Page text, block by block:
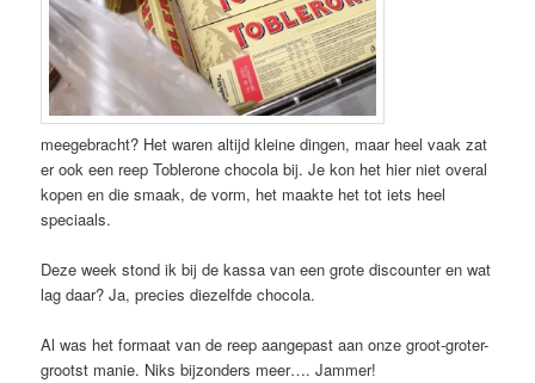
meegebracht? Het waren altijd kleine dingen, maar heel vaak zat
er ook een reep Toblerone chocola bij. Je kon het hier niet overal
kopen en die smaak, de vorm, het maakte het tot iets heel
speciaals.
Deze week stond ik bij de kassa van een grote discounter en wat
lag daar? Ja, precies diezelfde chocola.
Al was het formaat van de reep aangepast aan onze groot-groter-
grootst manie. Niks bijzonders meer…. Jammer!